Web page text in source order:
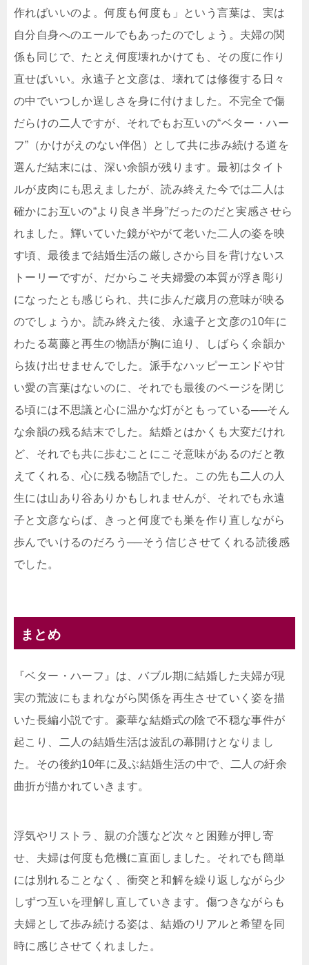
作ればいいのよ。何度も何度も」という言葉は、実は
自分自身へのエールでもあったのでしょう。夫婦の関
係も同じで、たとえ何度壊れかけても、その度に作り
直せばいい。永遠子と文彦は、壊れては修復する日々
の中でいつしか逞しさを身に付けました。不完全で傷
だらけの二人ですが、それでもお互いの“ベター・ハー
フ”（かけがえのない伴侶）として共に歩み続ける道を
選んだ結末には、深い余韻が残ります。最初はタイト
ルが皮肉にも思えましたが、読み終えた今では二人は
確かにお互いの“より良き半身”だったのだと実感させら
れました。輝いていた鏡がやがて老いた二人の姿を映
す頃、最後まで結婚生活の厳しさから目を背けないス
トーリーですが、だからこそ夫婦愛の本質が浮き彫り
になったとも感じられ、共に歩んだ歳月の意味が映る
のでしょうか。読み終えた後、永遠子と文彦の10年に
わたる葛藤と再生の物語が胸に迫り、しばらく余韻か
ら抜け出せませんでした。派手なハッピーエンドや甘
い愛の言葉はないのに、それでも最後のページを閉じ
る頃には不思議と心に温かな灯がともっている──そん
な余韻の残る結末でした。結婚とはかくも大変だけれ
ど、それでも共に歩むことにこそ意味があるのだと教
えてくれる、心に残る物語でした。この先も二人の人
生には山あり谷ありかもしれませんが、それでも永遠
子と文彦ならば、きっと何度でも巣を作り直しながら
歩んでいけるのだろう──そう信じさせてくれる読後感
でした。
まとめ
『ベター・ハーフ』は、バブル期に結婚した夫婦が現
実の荒波にもまれながら関係を再生させていく姿を描
いた長編小説です。豪華な結婚式の陰で不穏な事件が
起こり、二人の結婚生活は波乱の幕開けとなりまし
た。その後約10年に及ぶ結婚生活の中で、二人の紆余
曲折が描かれていきます。
浮気やリストラ、親の介護など次々と困難が押し寄
せ、夫婦は何度も危機に直面しました。それでも簡単
には別れることなく、衝突と和解を繰り返しながら少
しずつ互いを理解し直していきます。傷つきながらも
夫婦として歩み続ける姿は、結婚のリアルと希望を同
時に感じさせてくれました。